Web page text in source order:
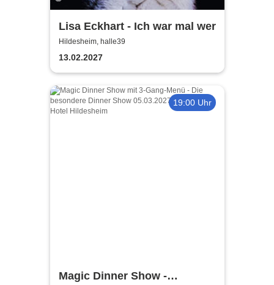
Lisa Eckhart - Ich war mal wer
Hildesheim, halle39
13.02.2027
19:00 Uhr
Magic Dinner Show -